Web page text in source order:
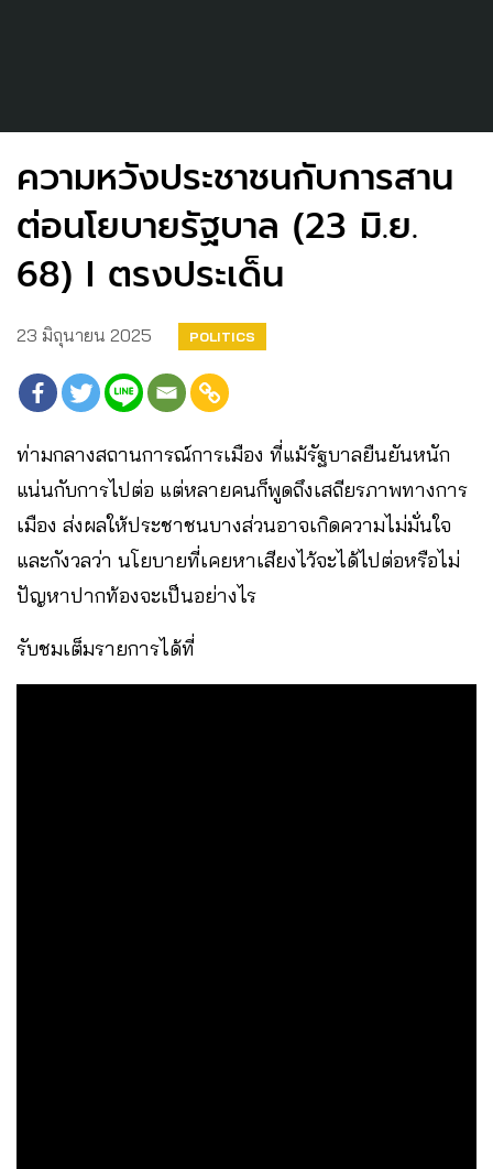
ความหวังประชาชนกับการสาน
ต่อนโยบายรัฐบาล (23 มิ.ย.
68) I ตรงประเด็น
23 มิถุนายน 2025 POLITICS
ท่ามกลางสถานการณ์การเมือง ที่แม้รัฐบาลยืนยันหนัก
แน่นกับการไปต่อ แต่หลายคนก็พูดถึงเสถียรภาพทางการ
เมือง ส่งผลให้ประชาชนบางส่วนอาจเกิดความไม่มั่นใจ
และกังวลว่า นโยบายที่เคยหาเสียงไว้จะได้ไปต่อหรือไม่
ปัญหาปากท้องจะเป็นอย่างไร
รับชมเต็มรายการได้ที่